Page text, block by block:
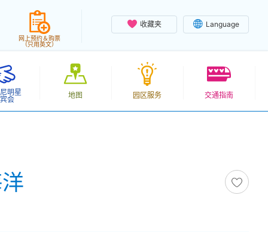
收藏夹 Language
网上预约＆购票
（只用英文）
明星
会
地图 园区服务 交通指南